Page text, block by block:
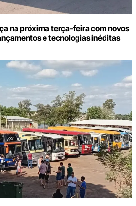
na próxima terça-feira com novos
e tecnologias inéditas